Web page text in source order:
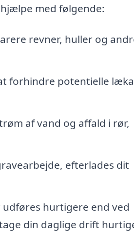
med følgende:
revner, huller og
forhindre potentielle
af vand og affald i rør,
efterlades dit
hurtigere end ved
din daglige drift